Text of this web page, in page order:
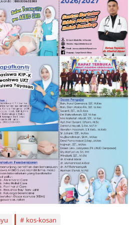
kos-kosan